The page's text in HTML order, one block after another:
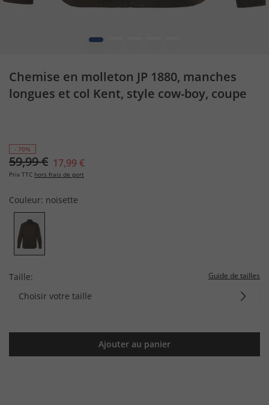
1
Chemise en molleton JP 1880, manches
longues et col Kent, style cow-boy, coupe
- 70%
59,99 € 17,99 €
Prix TTC hors frais de port
Couleur: noisette
Taille: Guide de tailles
Choisir votre taille
Ajouter au panier